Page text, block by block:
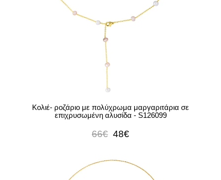
Κολιέ- ροζάριο με πολύχρωμα μαργαριτάρια σε
επιχρυσωμένη αλυσίδα - S126099
66€ 48€